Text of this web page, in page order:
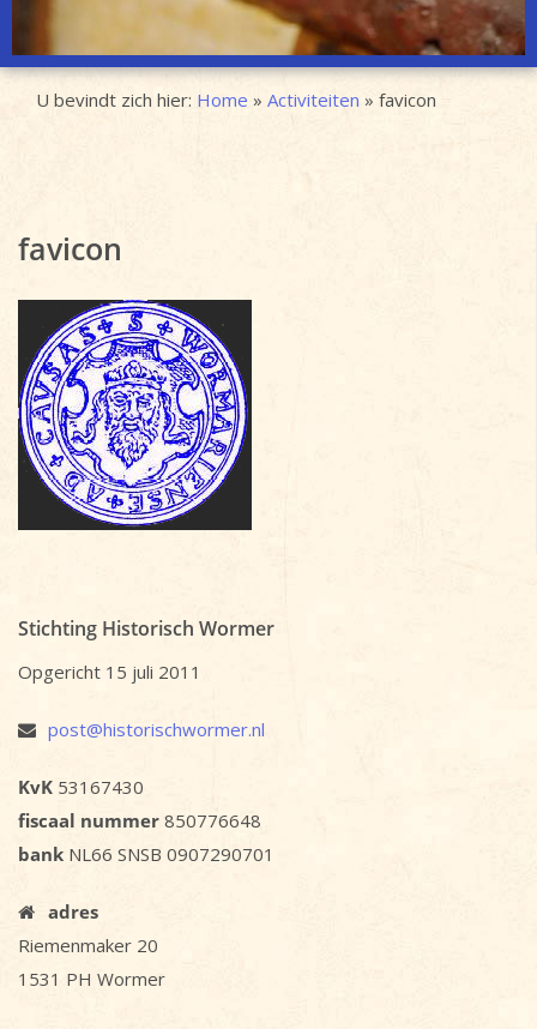
U bevindt zich hier: Home » Activiteiten » favicon
favicon
Stichting Historisch Wormer
Opgericht 15 juli 2011
post@historischwormer.nl
KvK 53167430
fiscaal nummer 850776648
bank NL66 SNSB 0907290701
adres
Riemenmaker 20
1531 PH Wormer